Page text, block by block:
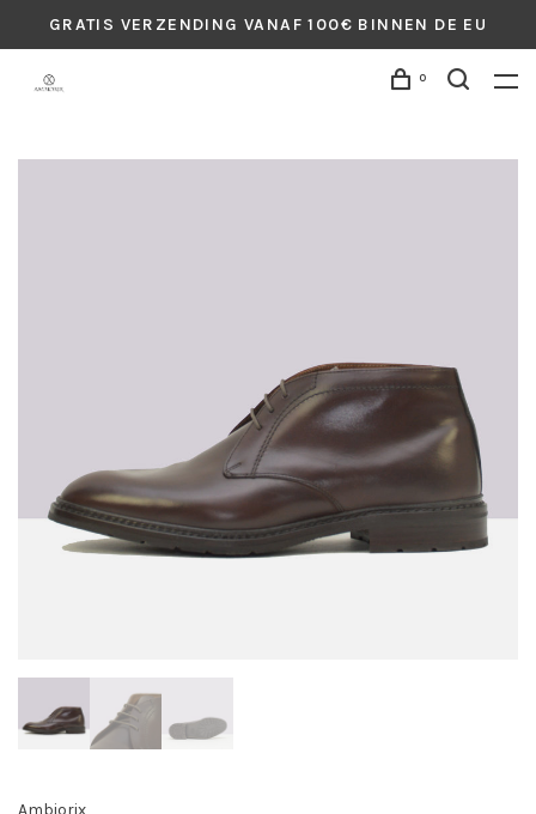
GRATIS VERZENDING VANAF 100€ BINNEN DE EU
0
Ambiorix